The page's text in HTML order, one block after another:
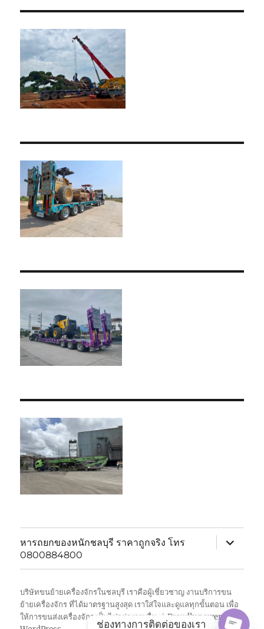
หารถยกของหนักชลบุรี ราคาถูกจริง โทร
0800884800
expand
child
บริษัทขนย้ายเครื่องจักรในชลบุรี เราคือผู้เชี่ยวชาญ งานบริการขน
ย้ายเครื่องจักร ที่ได้มาตรฐานสูงสุด เราใส่ใจและดูแลทุกขั้นตอน เพื่อ
ให้การขนส่งเครื่องจักร เป็นไปอย่างราบรื่น
Proudly powered by
ช่องทางการติดต่อของเรา